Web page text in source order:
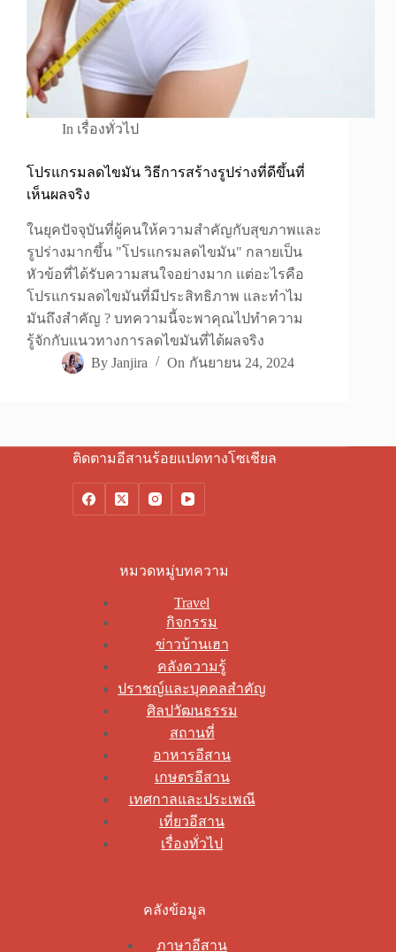
In เรื่องทั่วไป
โปรแกรมลดไขมัน วิธีการสร้างรูปร่างที่ดีขึ้นที่
เห็นผลจริง
ในยุคปัจจุบันที่ผู้คนให้ความสำคัญกับสุขภาพและ
รูปร่างมากขึ้น "โปรแกรมลดไขมัน" กลายเป็น
หัวข้อที่ได้รับความสนใจอย่างมาก แต่อะไรคือ
โปรแกรมลดไขมันที่มีประสิทธิภาพ และทำไม
มันถึงสำคัญ ? บทความนี้จะพาคุณไปทำความ
รู้จักกับแนวทางการลดไขมันที่ได้ผลจริง
By Janjira On กันยายน 24, 2024
ติดตามอีสานร้อยแปดทางโซเชียล
หมวดหมู่บทความ
Travel
กิจกรรม
ข่าวบ้านเฮา
คลังความรู้
ปราชญ์และบุคคลสำคัญ
ศิลปวัฒนธรรม
สถานที่
อาหารอีสาน
เกษตรอีสาน
เทศกาลและประเพณี
เที่ยวอีสาน
เรื่องทั่วไป
คลังข้อมูล
ภาษาอีสาน